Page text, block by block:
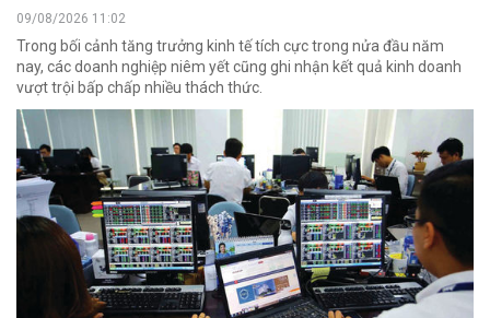
09/08/2026 11:02
Trong bối cảnh tăng trưởng kinh tế tích cực trong nửa đầu năm
nay, các doanh nghiệp niêm yết cũng ghi nhận kết quả kinh doanh
vượt trội bấp chấp nhiều thách thức.